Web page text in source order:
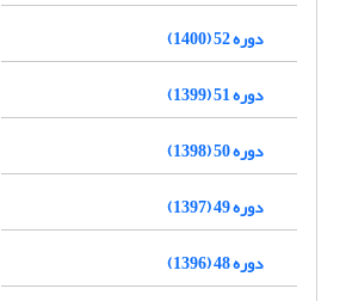
دوره 52 (1400)
دوره 51 (1399)
دوره 50 (1398)
دوره 49 (1397)
دوره 48 (1396)